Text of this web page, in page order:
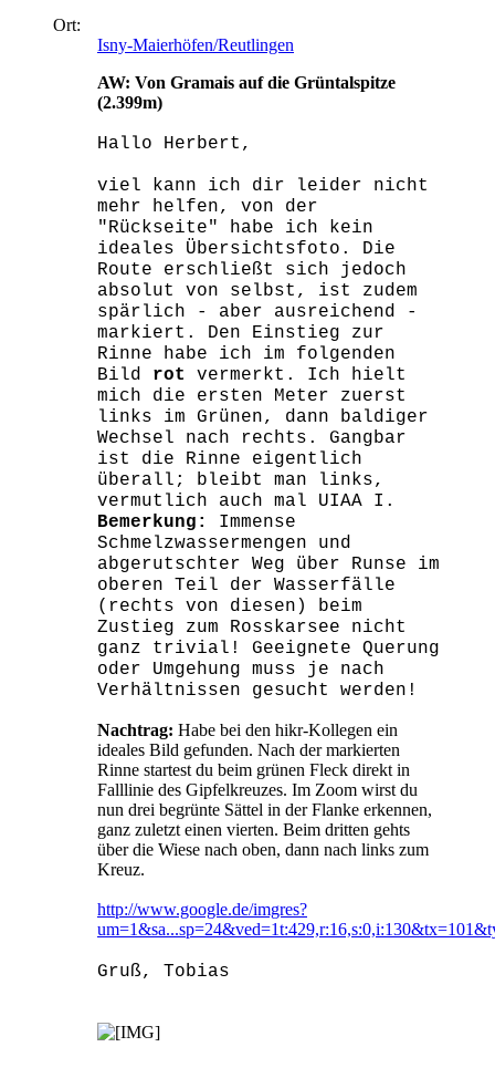
Ort:
Isny-Maierhöfen/Reutlingen
AW: Von Gramais auf die Grüntalspitze
(2.399m)
Hallo Herbert,
viel kann ich dir leider nicht
mehr helfen, von der
"Rückseite" habe ich kein
ideales Übersichtsfoto. Die
Route erschließt sich jedoch
absolut von selbst, ist zudem
spärlich - aber ausreichend -
markiert. Den Einstieg zur
Rinne habe ich im folgenden
Bild rot
vermerkt. Ich hielt
mich die ersten Meter zuerst
links im Grünen, dann baldiger
Wechsel nach rechts. Gangbar
ist die Rinne eigentlich
überall; bleibt man links,
vermutlich auch mal UIAA I.
Bemerkung:
Immense
Schmelzwassermengen und
abgerutschter Weg über Runse im
oberen Teil der Wasserfälle
(rechts von diesen) beim
Zustieg zum Rosskarsee nicht
ganz trivial! Geeignete Querung
oder Umgehung muss je nach
Verhältnissen gesucht werden!
Nachtrag: Habe bei den hikr-Kollegen ein
ideales Bild gefunden. Nach der markierten
Rinne startest du beim grünen Fleck direkt in
Falllinie des Gipfelkreuzes. Im Zoom wirst du
nun drei begrünte Sättel in der Flanke erkennen,
ganz zuletzt einen vierten. Beim dritten gehts
über die Wiese nach oben, dann nach links zum
Kreuz.
http://www.google.de/imgres?
Gruß, Tobias